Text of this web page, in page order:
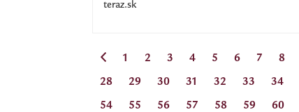
teraz.sk
1 2 3 4 5 6 7 8
28 29 30 31 32 33 34
54 55 56 57 58 59 60